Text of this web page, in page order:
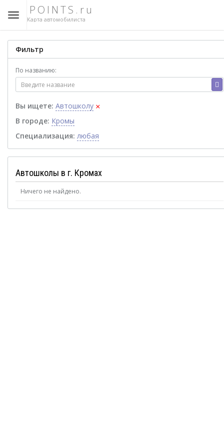
POINTS.ru
Карта автомобилиста
Фильтр
По названию:
Вы ищете: Автошколу ×
В городе: Кромы
Специализация: любая
Автошколы в г. Кромах
Ничего не найдено.